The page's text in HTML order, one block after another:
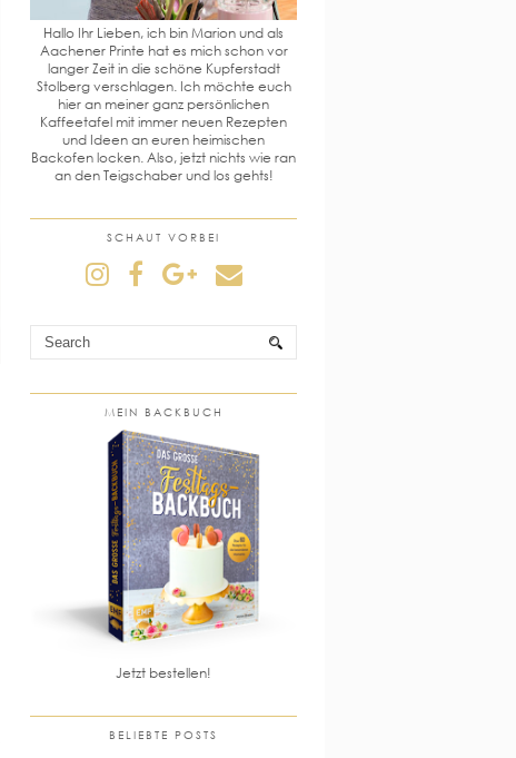
Hallo Ihr Lieben, ich bin Marion und als
Aachener Printe hat es mich schon vor
langer Zeit in die schöne Kupferstadt
Stolberg verschlagen. Ich möchte euch
hier an meiner ganz persönlichen
Kaffeetafel mit immer neuen Rezepten
und Ideen an euren heimischen
Backofen locken. Also, jetzt nichts wie ran
an den Teigschaber und los gehts!
SCHAUT VORBEI
MEIN BACKBUCH
Jetzt bestellen!
BELIEBTE POSTS